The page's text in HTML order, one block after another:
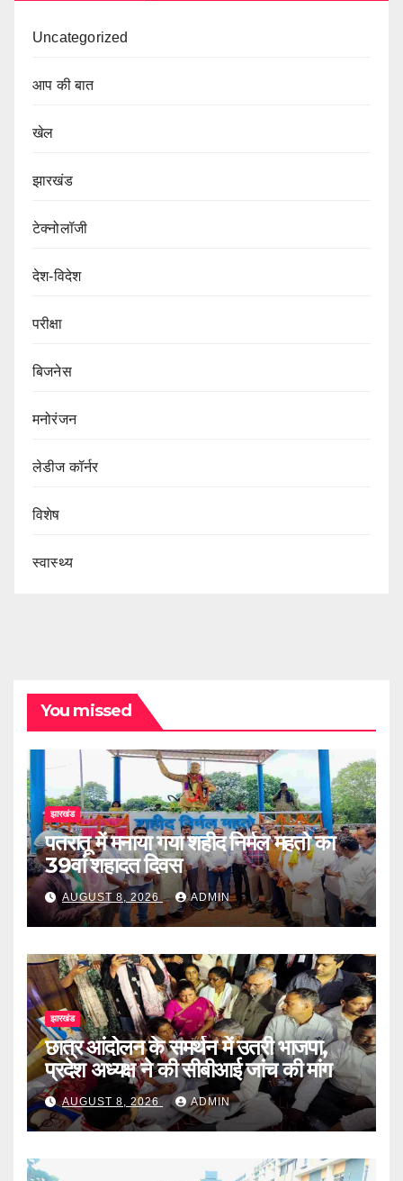
Uncategorized
आप की बात
खेल
झारखंड
टेक्नोलॉजी
देश-विदेश
परीक्षा
बिजनेस
मनोरंजन
लेडीज कॉर्नर
विशेष
स्वास्थ्य
You missed
झारखंड
पतरातू में मनाया गया शहीद निर्मल महतो का
39वां शहादत दिवस
AUGUST 8, 2026 ADMIN
झारखंड
छात्र आंदोलन के समर्थन में उतरी भाजपा,
प्रदेश अध्यक्ष ने की सीबीआई जांच की मांग
AUGUST 8, 2026 ADMIN